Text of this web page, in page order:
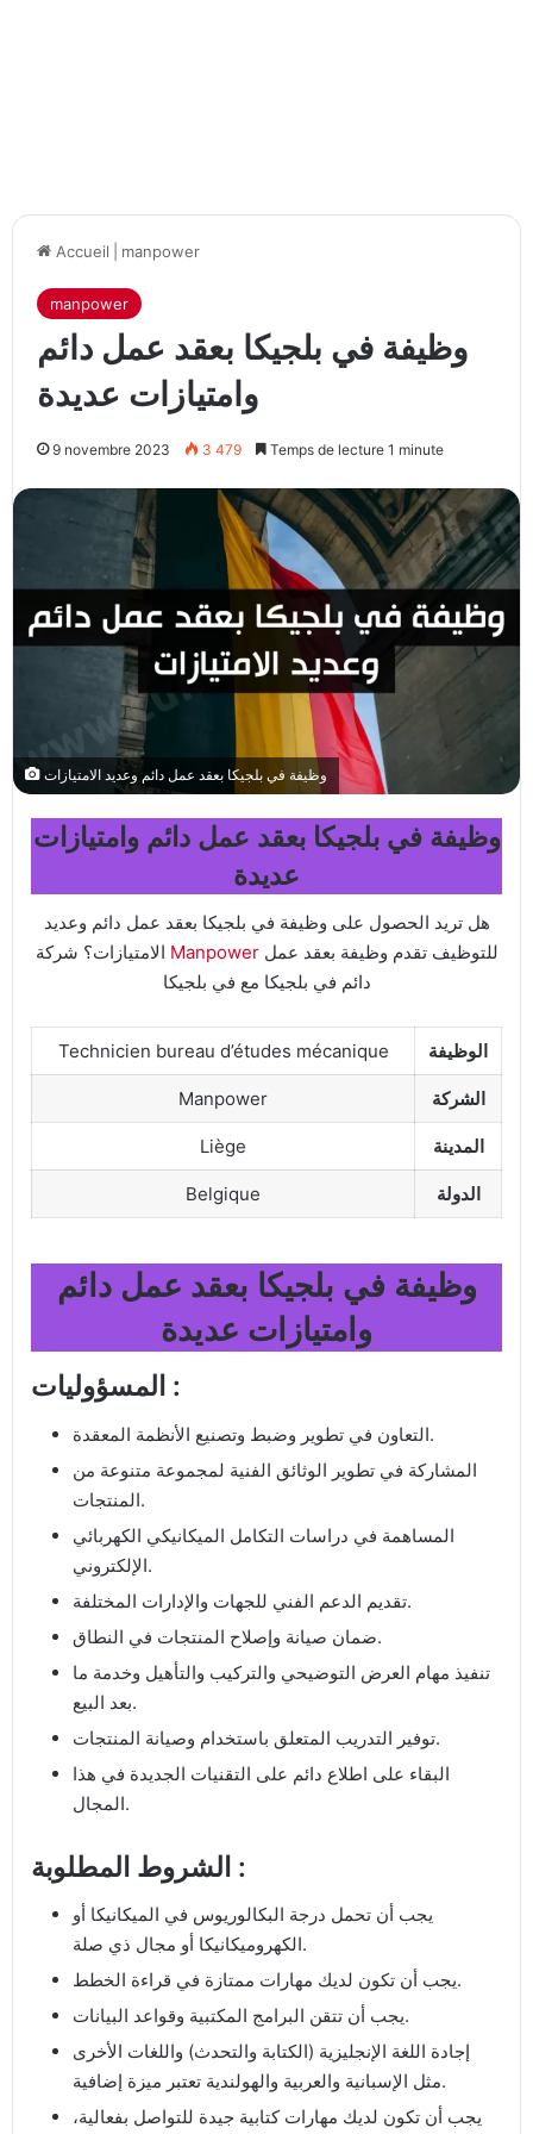
Accueil manpower
manpower
وظيفة في بلجيكا بعقد عمل دائم
وامتيازات عديدة
9 novembre 2023 3 479 Temps de lecture 1 minute
وظيفة في بلجيكا بعقد عمل دائم وعديد الامتيازات
وظيفة في بلجيكا بعقد عمل دائم وامتيازات
عديدة
هل تريد الحصول على وظيفة في بلجيكا بعقد عمل دائم وعديد
Manpower للتوظيف تقدم وظيفة بعقد عمل
دائم في بلجيكا مع في بلجيكا
Technicien bureau d’études mécanique الوظيفة
Manpower الشركة
Liège المدينة
Belgique الدولة
وظيفة في بلجيكا بعقد عمل دائم
وامتيازات عديدة
المسؤوليات :
التعاون في تطوير وضبط وتصنيع الأنظمة المعقدة.
المشاركة في تطوير الوثائق الفنية لمجموعة متنوعة من
المنتجات.
المساهمة في دراسات التكامل الميكانيكي الكهربائي
الإلكتروني.
تقديم الدعم الفني للجهات والإدارات المختلفة.
ضمان صيانة وإصلاح المنتجات في النطاق.
تنفيذ مهام العرض التوضيحي والتركيب والتأهيل وخدمة ما
بعد البيع.
توفير التدريب المتعلق باستخدام وصيانة المنتجات.
البقاء على اطلاع دائم على التقنيات الجديدة في هذا
المجال.
الشروط المطلوبة :
يجب أن تحمل درجة البكالوريوس في الميكانيكا أو
الكهروميكانيكا أو مجال ذي صلة.
يجب أن تكون لديك مهارات ممتازة في قراءة الخطط.
يجب أن تتقن البرامج المكتبية وقواعد البيانات.
إجادة اللغة الإنجليزية (الكتابة والتحدث) واللغات الأخرى
مثل الإسبانية والعربية والهولندية تعتبر ميزة إضافية.
يجب أن تكون لديك مهارات كتابية جيدة للتواصل بفعالية،